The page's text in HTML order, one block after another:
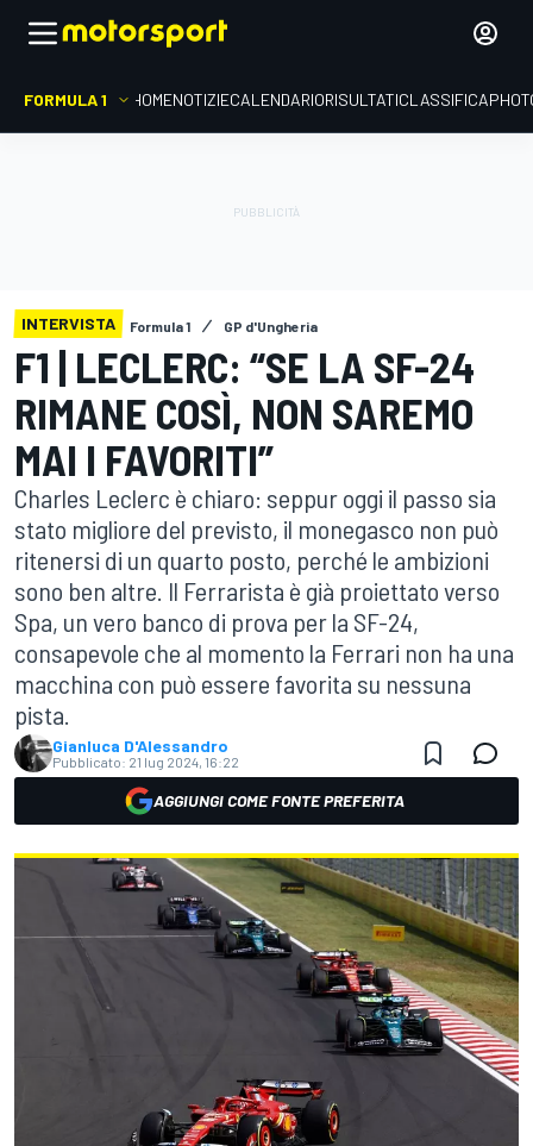
FORMULA 1 HOMENOTIZIECALENDARIORISULTATICLASSIFICA
INTERVISTA Formula 1 GP d'Ungheria
F1 | LECLERC: “SE LA SF-24
RIMANE COSÌ, NON SAREMO
MAI I FAVORITI”
Charles Leclerc è chiaro: seppur oggi il passo sia
stato migliore del previsto, il monegasco non può
ritenersi di un quarto posto, perché le ambizioni
sono ben altre. Il Ferrarista è già proiettato verso
Spa, un vero banco di prova per la SF-24,
consapevole che al momento la Ferrari non ha una
macchina con può essere favorita su nessuna
pista.
Gianluca D'Alessandro
Pubblicato: 21 lug 2024, 16:22
AGGIUNGI COME FONTE PREFERITA